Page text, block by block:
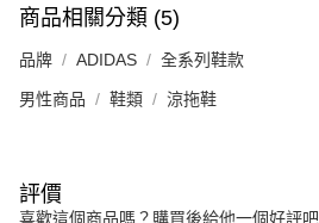
商品相關分類 (5)
品牌 ADIDAS 全系列鞋款
男性商品 鞋類 涼拖鞋
評價
喜歡這個商品嗎？購買後給他一個好評吧